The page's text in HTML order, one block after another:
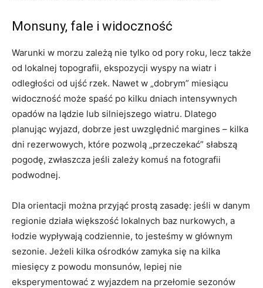
Monsuny, fale i widoczność
Warunki w morzu zależą nie tylko od pory roku, lecz także
od lokalnej topografii, ekspozycji wyspy na wiatr i
odległości od ujść rzek. Nawet w „dobrym” miesiącu
widoczność może spaść po kilku dniach intensywnych
opadów na lądzie lub silniejszego wiatru. Dlatego
planując wyjazd, dobrze jest uwzględnić margines – kilka
dni rezerwowych, które pozwolą „przeczekać” słabszą
pogodę, zwłaszcza jeśli zależy komuś na fotografii
podwodnej.
Dla orientacji można przyjąć prostą zasadę: jeśli w danym
regionie działa większość lokalnych baz nurkowych, a
łodzie wypływają codziennie, to jesteśmy w głównym
sezonie. Jeżeli kilka ośrodków zamyka się na kilka
miesięcy z powodu monsunów, lepiej nie
eksperymentować z wyjazdem na przełomie sezonów